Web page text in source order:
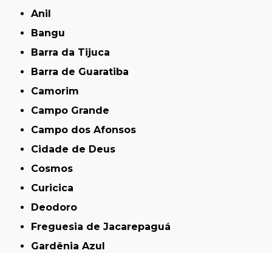
Anil
Bangu
Barra da Tijuca
Barra de Guaratiba
Camorim
Campo Grande
Campo dos Afonsos
Cidade de Deus
Cosmos
Curicica
Deodoro
Freguesia de Jacarepaguá
Gardênia Azul